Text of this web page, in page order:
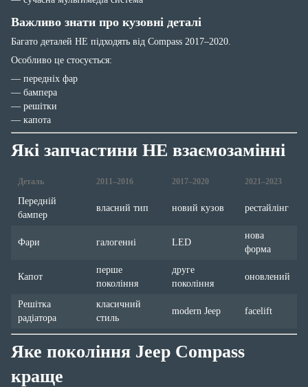
Важливо знати про кузовні деталі
Багато деталей НЕ підходять від Compass 2017–2020.
Особливо це стосується:
— передніх фар
— бампера
— решітки
— капота
Які запчастини НЕ взаємозамінні
Деталь 2011–2016 2017–2020 2021–2023
Передній
бампер
власний тип новий кузов рестайлінг
Фари галогенні LED
нова
форма
Капот
перше
покоління
друге
покоління
оновлений
Решітка
радіатора
класичний
стиль
modern Jeep facelift
Яке покоління Jeep Compass
краще